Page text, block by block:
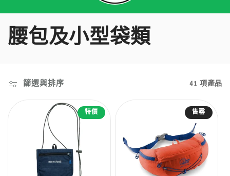
商
系
腰包及小型袋類
篩選與排序 41 項產品
特價 售罄